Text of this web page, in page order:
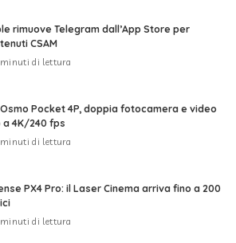
rimuove Telegram dall’App Store per
CSAM
di lettura
Pocket 4P, doppia fotocamera e video
a 4K/240 fps
di lettura
PX4 Pro: il Laser Cinema arriva fino a 200
di lettura